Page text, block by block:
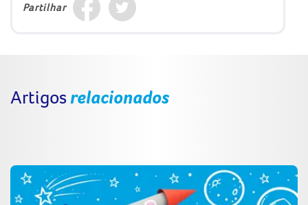
Partilhar
Artigosrelacionados